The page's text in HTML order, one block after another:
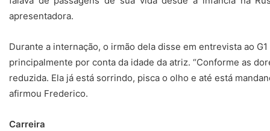
apresentadora.
Durante a internação, o irmão dela disse em entrevista ao
principalmente por conta da idade da atriz. “Conforme as
reduzida. Ela já está sorrindo, pisca o olho e até está
afirmou Frederico.
Carreira